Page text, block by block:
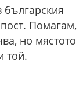
Помагам,
но мястото
той.